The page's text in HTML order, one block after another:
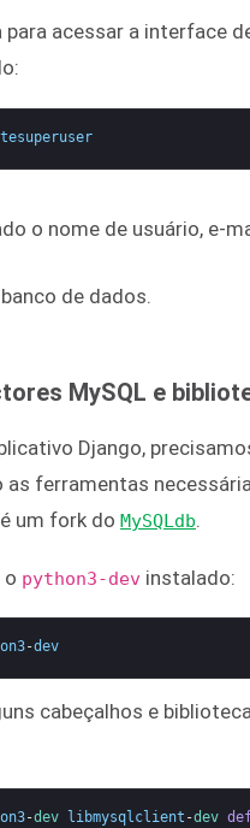
para acessar a interface
o nome de usuário, e-
de dados.
MySQL e
Django,
as ferramentas
é um fork do MySQLdb
o python3-dev instalado:
-dev
cabeçalhos e
-dev libmysqlclient -dev